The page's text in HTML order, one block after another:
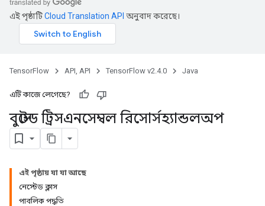
এই পৃষ্ঠাটিCloud Translation API অনুবাদ করেছে।
TensorFlow API, API TensorFlow v2.4.0 Java
এটি কাজে লেগেছে?
বুস্টেড ট্রিসএনসেম্বল রিসোর্সহ্যান্ডলঅপ
এই পৃষ্ঠায় যা যা আছে
নেস্টেড ক্লাস
পাবলিক পদ্ধতি